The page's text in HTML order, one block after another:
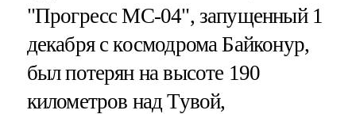
"Прогресс МС-04", запущенный 1
декабря с космодрома Байконур,
был потерян на высоте 190
километров над Тувой,